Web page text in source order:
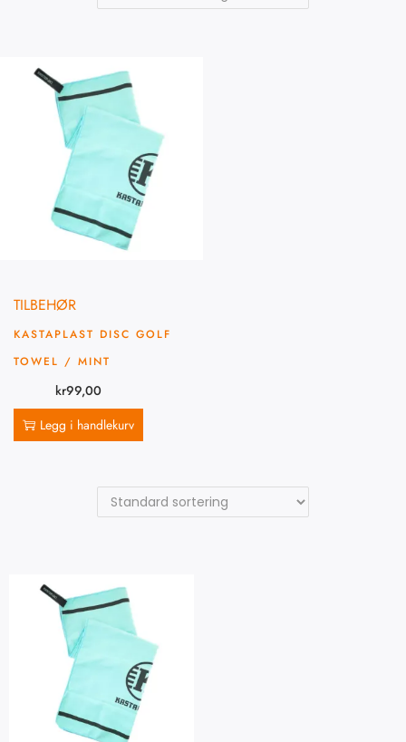
TILBEHØR
KASTAPLAST DISC GOLF
TOWEL / MINT
kr99,00
Legg i handlekurv